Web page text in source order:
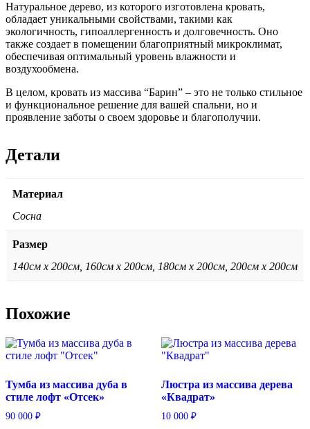
Натуральное дерево, из которого изготовлена кровать,
обладает уникальными свойствами, такими как
экологичность, гипоаллергенность и долговечность. Оно
также создает в помещении благоприятный микроклимат,
обеспечивая оптимальный уровень влажности и
воздухообмена.
В целом, кровать из массива “Барин” – это не только стильное
и функциональное решение для вашей спальни, но и
проявление заботы о своем здоровье и благополучии.
Детали
Материал
Сосна
Размер
140см х 200см, 160см х 200см, 180см х 200см, 200см х 200см
Похожие
Тумба из массива дуба в
стиле лофт «Отсек»
90 000 ₽
Люстра из массива дерева
«Квадрат»
10 000 ₽